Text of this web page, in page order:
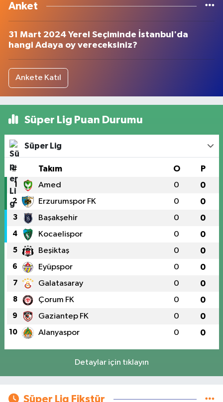
Anket
31 Mart 2024 Yerel Seçiminde İstanbul'da
hangi Adaya oy vereceksiniz?
Ankete Katıl
Süper Lig Puan Durumu
Süper Lig
# Takım O P
1 Amed 0 0
2 Erzurumspor FK 0 0
3 Başakşehir 0 0
4 Kocaelispor 0 0
5 Beşiktaş 0 0
6 Eyüpspor 0 0
7 Galatasaray 0 0
8 Çorum FK 0 0
9 Gaziantep FK 0 0
10 Alanyaspor 0 0
Detaylar için tıklayın
Süper Lig Fikstür